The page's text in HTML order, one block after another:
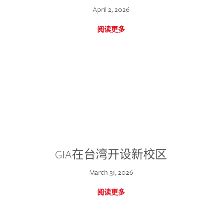
April 2, 2026
阅读更多
GIA在台湾开设新校区
March 31, 2026
阅读更多